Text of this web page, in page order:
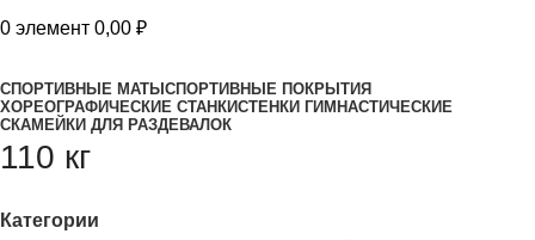
0 элемент 0,00 ₽
СПОРТИВНЫЕ МАТЫ СПОРТИВНЫЕ ПОКРЫТИЯ
ХОРЕОГРАФИЧЕСКИЕ СТАНКИСТЕНКИ ГИМНАСТИЧЕСКИЕ
СКАМЕЙКИ ДЛЯ РАЗДЕВАЛОК
110 кг
Категории